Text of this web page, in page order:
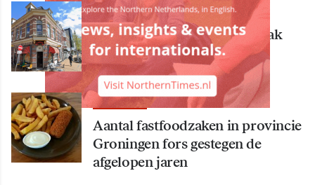
ECONOMIE
Bekende Groningse dönerzaak
Hasret failliet
ECONOMIE
Aantal fastfoodzaken in provincie
Groningen fors gestegen de
afgelopen jaren